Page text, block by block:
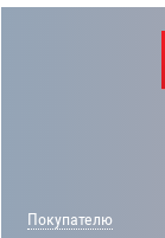
Покупателю